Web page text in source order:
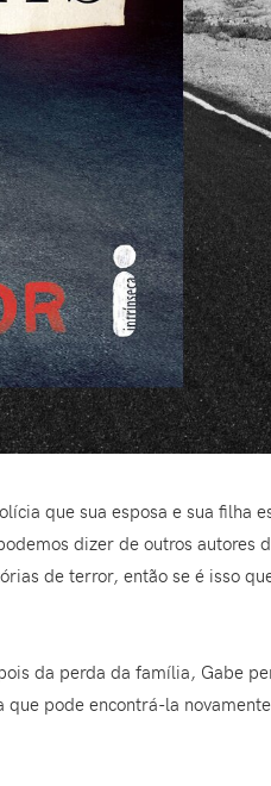
que sua esposa e sua filha
dizer de outros autores
de terror, então se é isso
da perda da família, Gabe
pode encontrá-la